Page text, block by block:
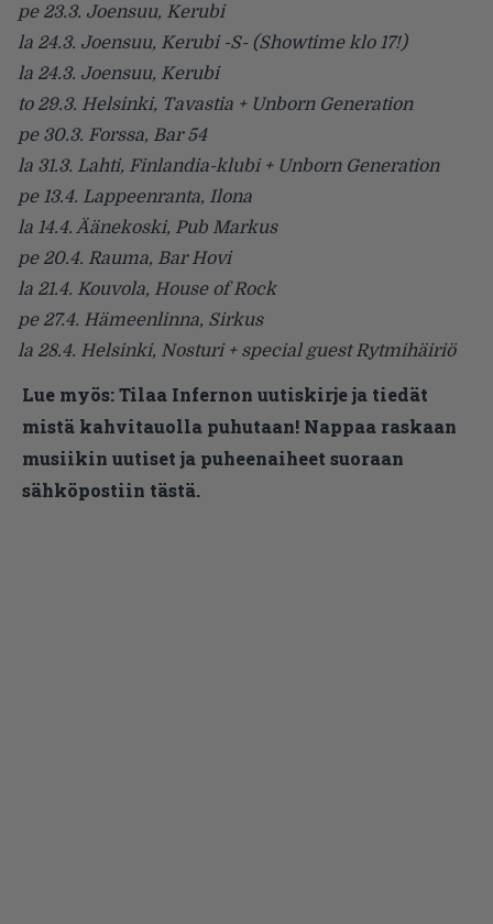
pe 23.3. Joensuu, Kerubi
la 24.3. Joensuu, Kerubi -S- (Showtime klo 17!)
la 24.3. Joensuu, Kerubi
to 29.3. Helsinki, Tavastia + Unborn Generation
pe 30.3. Forssa, Bar 54
la 31.3. Lahti, Finlandia-klubi + Unborn Generation
pe 13.4. Lappeenranta, Ilona
la 14.4. Äänekoski, Pub Markus
pe 20.4. Rauma, Bar Hovi
la 21.4. Kouvola, House of Rock
pe 27.4. Hämeenlinna, Sirkus
la 28.4. Helsinki, Nosturi + special guest Rytmihäiriö
Lue myös:Tilaa Infernon uutiskirje ja tiedät
mistä kahvitauolla puhutaan! Nappaa raskaan
musiikin uutiset ja puheenaiheet suoraan
sähköpostiin tästä.